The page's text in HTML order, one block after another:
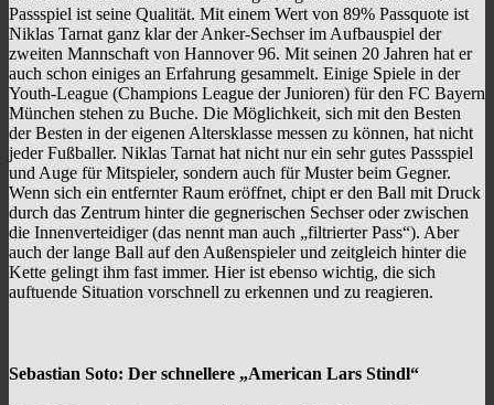
Passspiel ist seine Qualität. Mit einem Wert von 89% Passquote ist
Niklas Tarnat ganz klar der Anker-Sechser im Aufbauspiel der
zweiten Mannschaft von Hannover 96. Mit seinen 20 Jahren hat er
auch schon einiges an Erfahrung gesammelt. Einige Spiele in der
Youth-League (Champions League der Junioren) für den FC Bayern
München stehen zu Buche. Die Möglichkeit, sich mit den Besten
der Besten in der eigenen Altersklasse messen zu können, hat nicht
jeder Fußballer. Niklas Tarnat hat nicht nur ein sehr gutes Passspiel
und Auge für Mitspieler, sondern auch für Muster beim Gegner.
Wenn sich ein entfernter Raum eröffnet, chipt er den Ball mit Druck
durch das Zentrum hinter die gegnerischen Sechser oder zwischen
die Innenverteidiger (das nennt man auch „filtrierter Pass“). Aber
auch der lange Ball auf den Außenspieler und zeitgleich hinter die
Kette gelingt ihm fast immer. Hier ist ebenso wichtig, die sich
auftuende Situation vorschnell zu erkennen und zu reagieren.
Sebastian Soto: Der schnellere „American Lars Stindl“